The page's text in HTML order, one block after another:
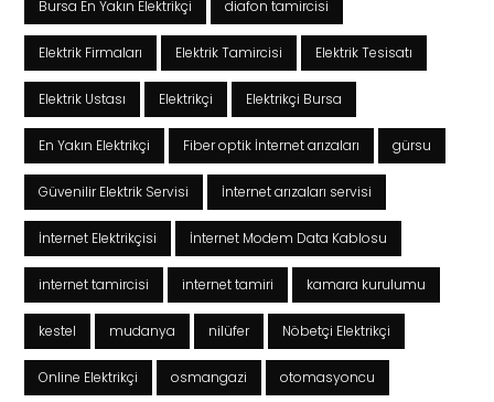
Bursa En Yakın Elektrikçi diafon tamircisi
Elektrik Firmaları Elektrik Tamircisi Elektrik Tesisatı
Elektrik Ustası Elektrikçi Elektrikçi Bursa
En Yakın Elektrikçi Fiber optik İnternet arızaları gürsu
Güvenilir Elektrik Servisi İnternet arızaları servisi
İnternet Elektrikçisi İnternet Modem Data Kablosu
internet tamircisi internet tamiri kamara kurulumu
kestel mudanya nilüfer Nöbetçi Elektrikçi
Online Elektrikçi osmangazi otomasyoncu